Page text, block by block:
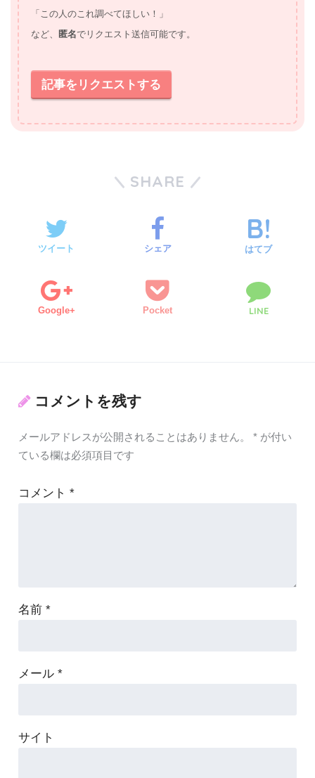
「この人のこれ調べてほしい！」
など、
匿名でリクエスト送信可能です。
記事をリクエストする
SHARE
ツイート シェア はてブ
Google+ Pocket LINE
コメントを残す
メールアドレスが公開されることはありません。 *が付い
ている欄は必須項目です
コメント *
名前 *
メール *
サイト